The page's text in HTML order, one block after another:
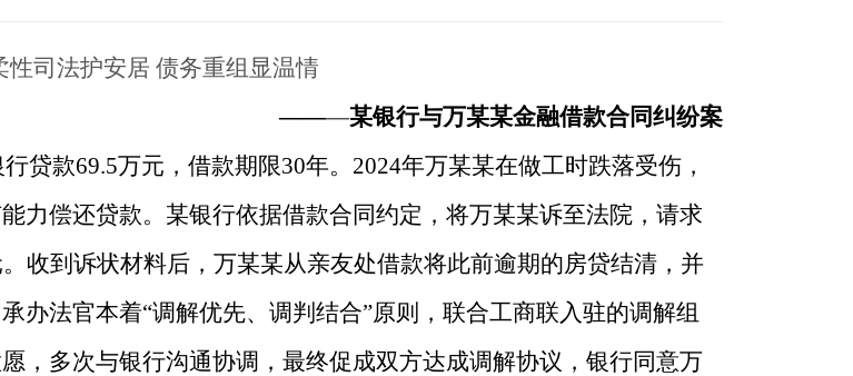
性司法护安居 债务重组显温情
———某银行与万某某金融借款合同纠纷案
贷款69.5万元，借款期限30年。2024年万某某在做工时跌落受伤，
力偿还贷款。某银行依据借款合同约定，将万某某诉至法院，请求
收到诉状材料后，万某某从亲友处借款将此前逾期的房贷结清，并
办法官本着“调解优先、调判结合”原则，联合工商联入驻的调解组
，多次与银行沟通协调，最终促成双方达成调解协议，银行同意万